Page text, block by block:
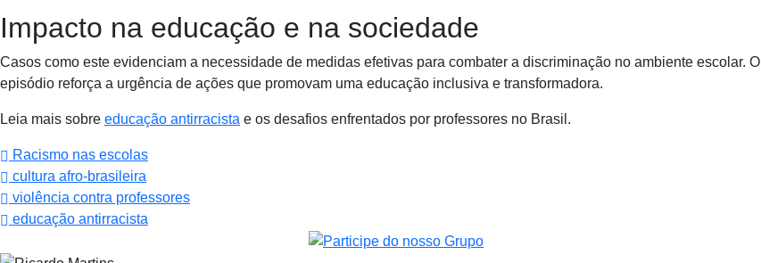
Impacto na educação e na sociedade
Casos como este evidenciam a necessidade de medidas efetivas para combater a discriminação no ambiente escolar. O
episódio reforça a urgência de ações que promovam uma educação inclusiva e transformadora.
Leia mais sobre educação antirracista e os desafios enfrentados por professores no Brasil.
Racismo nas escolas
cultura afro-brasileira
violência contra professores
educação antirracista